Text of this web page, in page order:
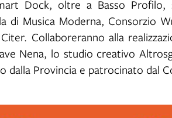
Dock, oltre a Basso Profilo,
di Musica Moderna, Consorzio
Collaboreranno alla
Nena, lo studio creativo
dalla Provincia e patrocinato dal